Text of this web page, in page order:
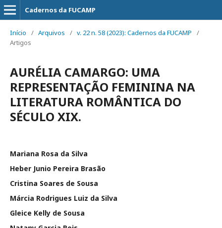
Cadernos da FUCAMP
Início / Arquivos / v. 22 n. 58 (2023): Cadernos da FUCAMP
/
Artigos
AURÉLIA CAMARGO: UMA
REPRESENTAÇÃO FEMININA NA
LITERATURA ROMÂNTICA DO
SÉCULO XIX.
Mariana Rosa da Silva
Heber Junio Pereira Brasão
Cristina Soares de Sousa
Márcia Rodrigues Luiz da Silva
Gleice Kelly de Sousa